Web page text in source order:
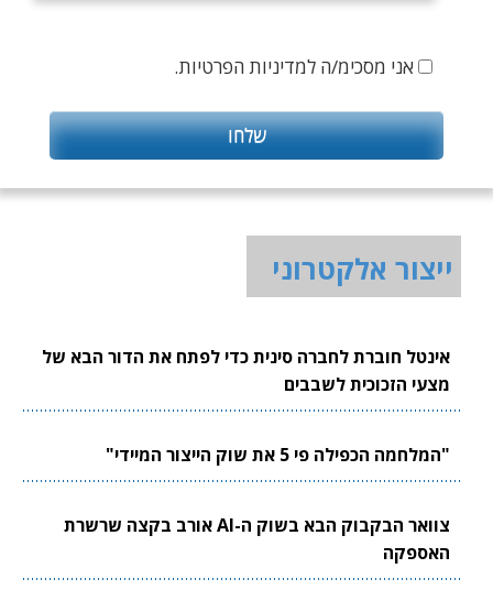
אני מסכימ/ה למדיניות הפרטיות.
ייצור אלקטרוני
אינטל חוברת לחברה סינית כדי לפתח את הדור הבא של
מצעי הזכוכית לשבבים
"המלחמה הכפילה פי 5 את שוק הייצור המיידי"
צוואר הבקבוק הבא בשוק ה-AI אורב בקצה שרשרת
האספקה